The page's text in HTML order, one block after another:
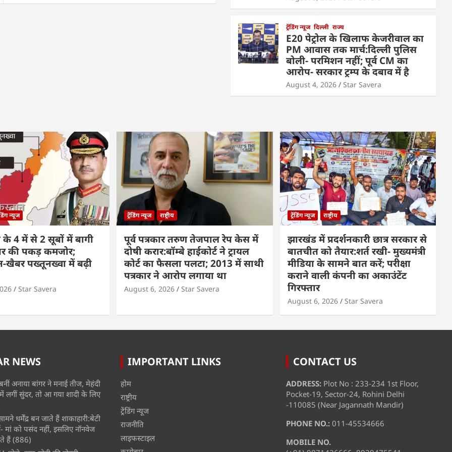
ट्रेंडिंग न्यूज दिल्ली राज्य
E20 पेट्रोल के खिलाफ केजरीवाल का
PM आवास तक मार्च:दिल्ली पुलिस
बोली- परमिशन नहीं; पूर्व CM का
आरोप- सरकार ट्रम्प के दबाव में है
August 4, 2026 Star Savera
न्यूज
के 4 में से 2 सूबों में बागी
की पकड़ कमजोर;
खैबर पख्तूनख्वा में बढ़ी
Star Savera
ट्रेंडिंग न्यूज राष्ट्रीय
पूर्व पत्रकार तरुण तेजपाल रेप केस में
दोषी करार:बॉम्बे हाईकोर्ट ने ट्रायल
कोर्ट का फैसला पलटा; 2013 में साथी
पत्रकार ने आरोप लगाया था
August 6, 2026 Star Savera
ट्रेंडिंग न्यूज राष्ट्रीय
झारखंड में प्रदर्शनकारी छात्र सरकार से
बातचीत को तैयार:शर्त रखी- मुख्यमंत्री
मीडिया के सामने बात करें; परीक्षा
कराने वाली कंपनी का अकाउंटेंट
गिरफ्तार
August 6, 2026 Star Savera
NEWS
अनाया बांगर ने मनाई तीज, मेहंदी
लगीं सुंदर, तो आ गया शादी के लिए
धर्मेंद्र बन जाते हैं शाकाहारी:बेटी
मां को पसंद नहीं, इसलिए नॉनवेज
हैं (886)
IMPORTANT LINKS
होम
राष्ट्रीय
ट्रेंडिंग न्यूज
राजनीति
लाइफस्टाइल
CONTACT US
ADDRESS: Plot No : 233-234 1st Floor,
Pocket-19, Sector-24, Rohini Delhi
-110085 (Near Jagannath Mandir)
PHONE NO.: 011-45534666
MOBILE NO.